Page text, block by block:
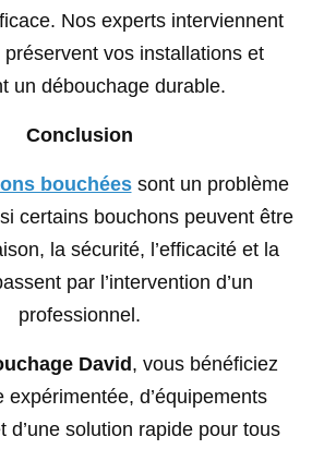
Nos experts interviennent
préservent vos installations et
un débouchage durable.
Conclusion
bouchéessont un problème
certains bouchons peuvent être
la sécurité, l’efficacité et la
par l’intervention d’un
professionnel.
David, vous bénéficiez
expérimentée, d’équipements
d’une solution rapide pour tous